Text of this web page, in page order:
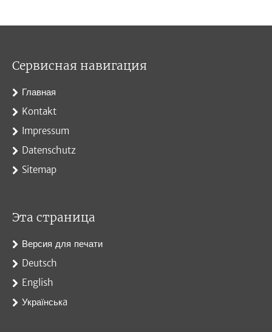
Сервисная навигация
Главная
Kontakt
Impressum
Datenschutz
Sitemap
Эта страница
Версия для печати
Deutsch
English
Українськa